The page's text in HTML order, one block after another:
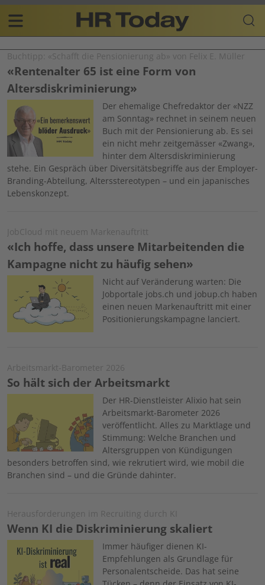
Skip
content
Plattform
für
Human
Resources
navigation
DE
Buchtipp: «Schafft die Pensionierung ab» von Felix E. Müller
«Rentenalter 65 ist eine Form von
Altersdiskriminierung»
Image
Der ehemalige Chefredaktor der «NZZ
am Sonntag» rechnet in seinem neuen
Buch mit der Pensionierung ab. Es sei
ein nicht mehr zeitgemässer «Zwang»,
hinter dem Altersdiskriminierung
stehe. Ein Gespräch über Diversitätsbegriffe aus der Employer-
Branding-Abteilung, Altersstereotypen – und ein japanisches
Lebenskonzept.
JobCloud mit neuem Markenauftritt
«Ich hoffe, dass unsere Mitarbeitenden die
Kampagne nicht zu häufig sehen»
Nicht auf Veränderung warten: Die
Jobportale jobs.ch und jobup.ch haben
einen neuen Markenauftritt mit einer
Positionierungskampagne lanciert.
Arbeitsmarkt-Barometer 2026
So hält sich der Arbeitsmarkt
Der HR-Dienstleister Alixio hat sein
Arbeitsmarkt-Barometer 2026
veröffentlicht. Alles zu Marktlage und
Stimmung: Welche Branchen und
Altersgruppen von Kündigungen
besonders betroffen sind, wie rekrutiert wird, wie mobil die
Branchen sind – und die Gründe dahinter.
Herausforderungen im Recruiting durch KI
Wenn KI die Diskriminierung skaliert
Image
Immer häufiger dienen KI-
Empfehlungen als Grundlage für
Personalentscheide. Das hat seine